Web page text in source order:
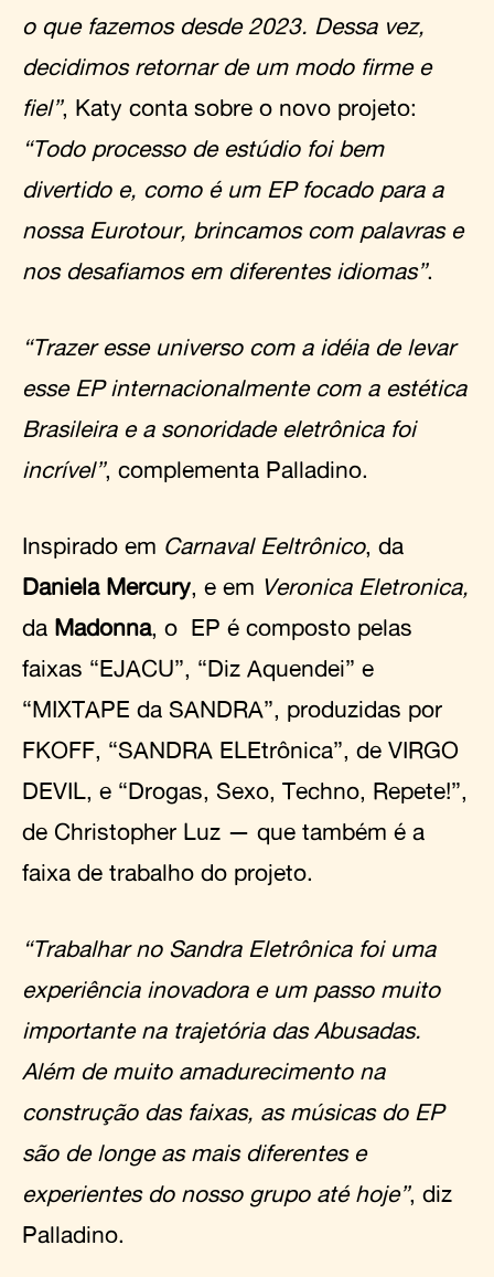
o que fazemos desde 2023. Dessa vez,
decidimos retornar de um modo firme e
fiel”, Katy conta sobre o novo projeto:
“Todo processo de estúdio foi bem
divertido e, como é um EP focado para a
nossa Eurotour, brincamos com palavras e
nos desafiamos em diferentes idiomas”.
“Trazer esse universo com a idéia de levar
esse EP internacionalmente com a estética
Brasileira e a sonoridade eletrônica foi
incrível”, complementa Palladino.
Inspirado em Carnaval Eeltrônico, da
Daniela Mercury, e em Veronica Eletronica,
da Madonna, o EP é composto pelas
faixas “EJACU”, “Diz Aquendei” e
“MIXTAPE da SANDRA”, produzidas por
FKOFF, “SANDRA ELEtrônica”, de VIRGO
DEVIL, e “Drogas, Sexo, Techno, Repete!”,
de Christopher Luz — que também é a
faixa de trabalho do projeto.
“Trabalhar no Sandra Eletrônica foi uma
experiência inovadora e um passo muito
importante na trajetória das Abusadas.
Além de muito amadurecimento na
construção das faixas, as músicas do EP
são de longe as mais diferentes e
experientes do nosso grupo até hoje”, diz
Palladino.